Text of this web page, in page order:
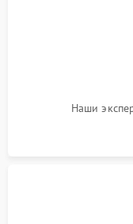
Наши